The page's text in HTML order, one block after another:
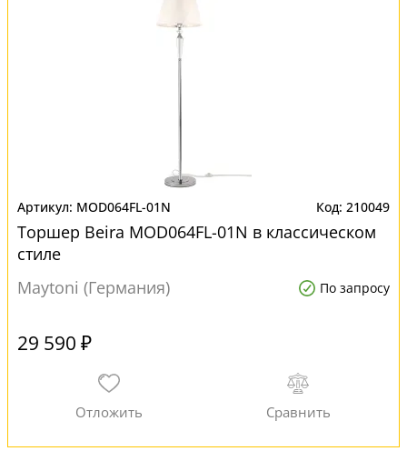
MOD064FL-01N 210049
Торшер Beira MOD064FL-01N в классическом
стиле
Maytoni (Германия)
По запросу
29 590 ₽